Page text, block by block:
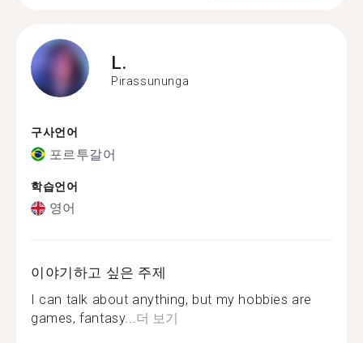
L.
Pirassununga
구사언어
포르투갈어
학습언어
영어
이야기하고 싶은 주제
I can talk about anything, but my hobbies are
games, fantasy...더 보기